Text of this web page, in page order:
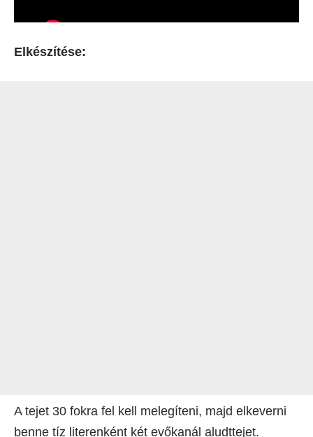
Elkészítése:
A tejet 30 fokra fel kell melegíteni, majd elkeverni
benne tíz literenként két evőkanál aludttejet.